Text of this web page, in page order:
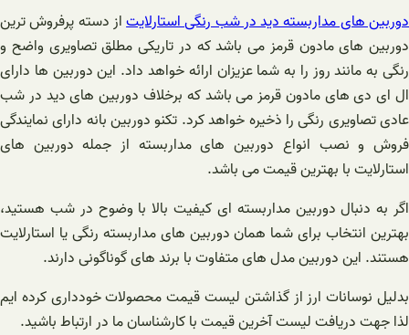
دوربین های مداربسته دید در شب رنگی استارلایتاز دسته پرفروش ترین
دوربین های مادون قرمز می باشد که در تاریکی مطلق تصاویری واضح و
رنگی به مانند روز را به شما عزیزان ارائه خواهد داد. این دوربین ها دارای
ال ای دی های مادون قرمز می باشد که برخلاف دوربین های دید در شب
عادی تصاویری رنگی را ذخیره خواهد کرد. تکنو دوربین بانه دارای نمایندگی
فروش و نصب انواع دوربین های مداربسته از جمله دوربین های
استارلایت با بهترین قیمت می باشد.
اگر به دنبال دوربین مداربسته ای کیفیت بالا با وضوح در شب هستید،
بهترین انتخاب برای شما همان دوربین های مداربسته رنگی یا استارلایت
هستند. این دوربین مدل های متفاوت با برند های گوناگونی دارند.
بدلیل نوسانات ارز از گذاشتن لیست قیمت محصولات خودداری کرده ایم
لذا جهت دریافت لیست آخرین قیمت با کارشناسان ما در ارتباط باشید.